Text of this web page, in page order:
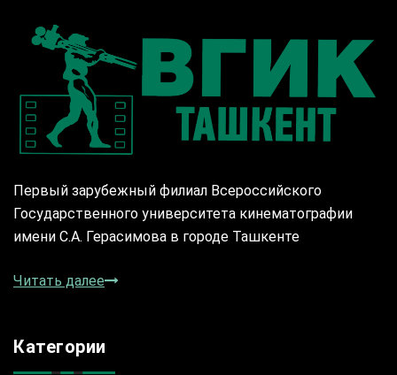
Первый зарубежный филиал Всероссийского
Государственного университета кинематографии
имени С.А. Герасимова в городе Ташкенте
Читать далее
Категории